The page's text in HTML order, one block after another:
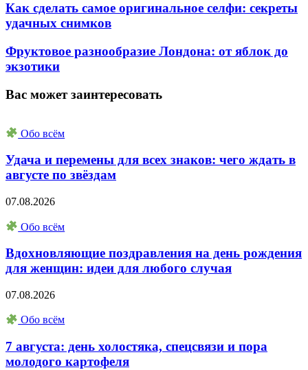
Как сделать самое оригинальное селфи: секреты
удачных снимков
Фруктовое разнообразие Лондона: от яблок до
экзотики
Вас может заинтересовать
Обо всём
Удача и перемены для всех знаков: чего ждать в
августе по звёздам
07.08.2026
Обо всём
Вдохновляющие поздравления на день рождения
для женщин: идеи для любого случая
07.08.2026
Обо всём
7 августа: день холостяка, спецсвязи и пора
молодого картофеля